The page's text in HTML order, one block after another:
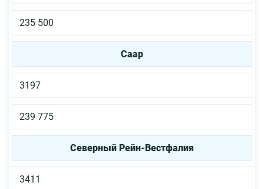
235 500
Саар
3197
239 775
Северный Рейн-Вестфалия
3411